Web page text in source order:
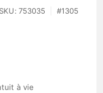
SKU: 753035 #1305
à vie